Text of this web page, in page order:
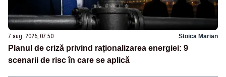
7 aug. 2026, 07:50 Stoica Marian
Planul de criză privind raționalizarea energiei: 9
scenarii de risc în care se aplică